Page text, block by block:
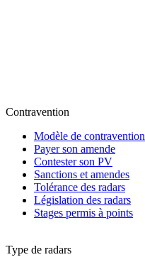
Contravention
Modèle de contravention
Payer son amende
Contester son PV
Sanctions et amendes
Tolérance des radars
Législation des radars
Stages permis à points
Type de radars